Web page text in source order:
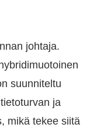
johtaja.
suunniteltu
ja
mikä tekee siitä